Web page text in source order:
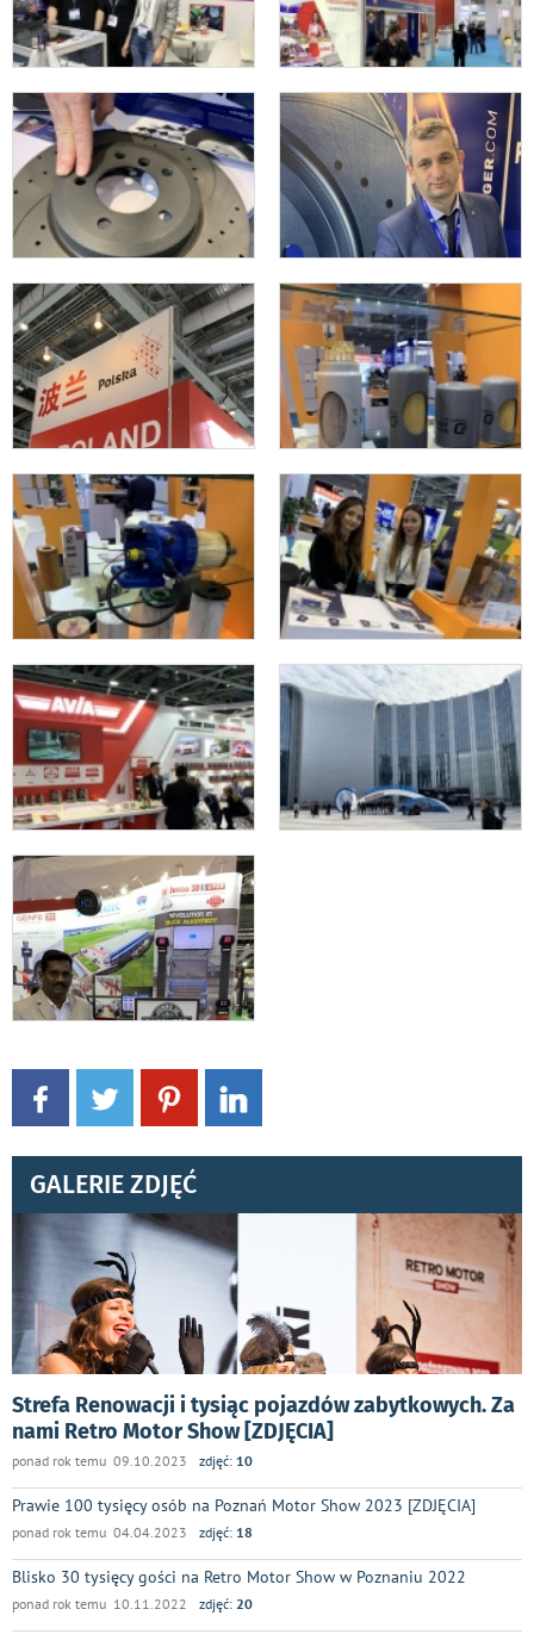
GALERIE ZDJĘĆ
Strefa Renowacji i tysiąc pojazdów zabytkowych. Za
nami Retro Motor Show [ZDJĘCIA]
ponad rok temu 09.10.2023 zdjęć: 10
Prawie 100 tysięcy osób na Poznań Motor Show 2023 [ZDJĘCIA]
ponad rok temu 04.04.2023 zdjęć: 18
Blisko 30 tysięcy gości na Retro Motor Show w Poznaniu 2022
ponad rok temu 10.11.2022 zdjęć: 20